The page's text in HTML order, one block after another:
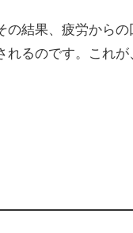
結果、疲労から
るのです。これ